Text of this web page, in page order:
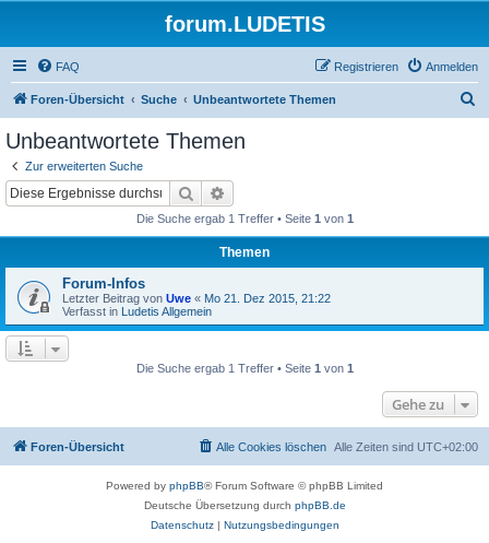
forum.LUDETIS
FAQ Anmelden
Registrieren
Foren-Übersicht Suche Unbeantwortete Themen
Unbeantwortete Themen
Zur erweiterten Suche
Suche
Die Suche ergab 1 Treffer • Seite 1 von 1
Themen
Forum-Infos
Letzter Beitrag von Uwe « Mo 21. Dez 2015, 21:22
Verfasst in Ludetis Allgemein
Die Suche ergab 1 Treffer • Seite 1 von 1
Gehe zu
Foren-Übersicht Alle Zeiten sind UTC+02:00
Alle Cookies löschen
Powered by phpBB® Forum Software © phpBB Limited
Deutsche Übersetzung durch phpBB.de
Datenschutz| Nutzungsbedingungen